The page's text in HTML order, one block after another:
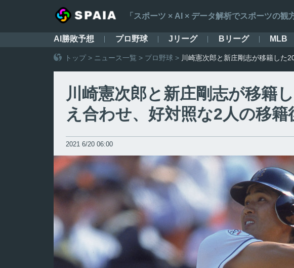
「スポーツ × AI × データ解析でスポーツの観
AI勝敗予想 プロ野球 Jリーグ Bリーグ MLB
トップ> ニュース一覧 > プロ野球 > 川崎憲次郎と新庄剛志が移籍した
川崎憲次郎と新庄剛志が移籍
え合わせ、好対照な2人の移籍
2021 6/20 06:00